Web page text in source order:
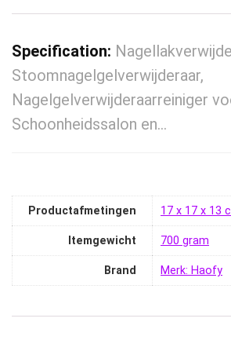
Specification:
Stoomnagelgelverwijderaar,
Nagelgelverwijderaarreiniger
Schoonheidssalon en…
Productafmetingen ‎17 x 17 x 13
Itemgewicht ‎700 gram
Brand Merk: Haofy